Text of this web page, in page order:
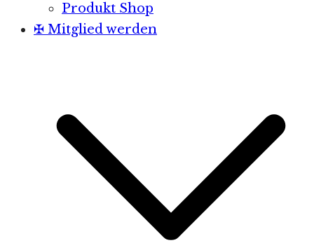
Produkt Shop
✠ Mitglied werden